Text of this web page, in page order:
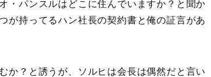
・パンスルはどこに住んでいますか？と聞か
が持ってるハン社長の契約書と俺の証言があ
か？と誘うが、ソルヒは会長は偶然だと言い